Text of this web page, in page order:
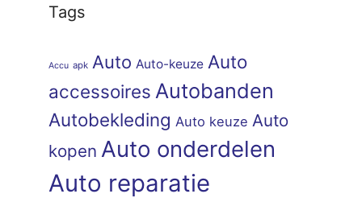
Tags
Accu apk Auto Auto-keuze Auto
accessoires Autobanden
Autobekleding Auto keuze Auto
kopen Auto onderdelen
Auto reparatie